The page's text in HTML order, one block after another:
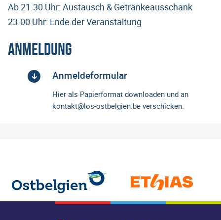
Ab 21.30 Uhr: Austausch & Getränkeausschank
23.00 Uhr: Ende der Veranstaltung
Anmeldung
Anmeldeformular
Hier als Papierformat downloaden und an
kontakt@los-ostbelgien.be verschicken.